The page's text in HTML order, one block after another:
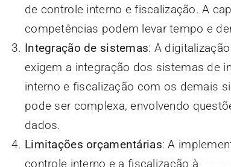
de controle interno e fiscalização. A
competências podem levar tempo e
Integração de sistemas: A
exigem a integração dos sistemas de
interno e fiscalização com os demais
pode ser complexa, envolvendo
dados.
Limitações orçamentárias: A
controle interno e a fiscalização à